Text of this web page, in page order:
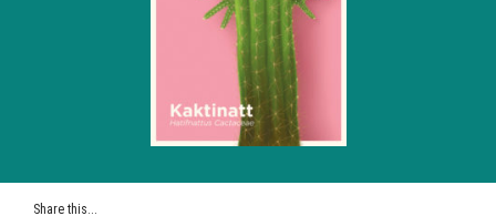
Share this...